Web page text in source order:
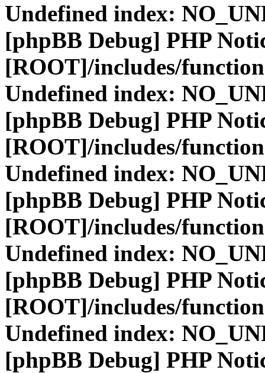
Undefined index:
[phpBB Debug] PHP
[ROOT]/includes/
Undefined index:
[phpBB Debug] PHP
[ROOT]/includes/
Undefined index:
[phpBB Debug] PHP
[ROOT]/includes/
Undefined index:
[phpBB Debug] PHP
[ROOT]/includes/
Undefined index:
[phpBB Debug] PHP